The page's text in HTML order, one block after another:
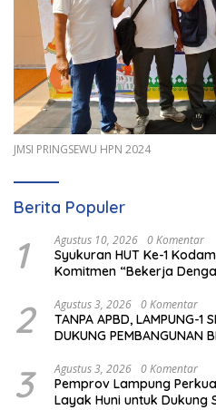
JMSI PRINGSEWU HPN 2024
Berita Populer
1 Agustus 10, 2026 0 Komentar
Syukuran HUT Ke-1
Komitmen “Bekerja
2 Agustus 3, 2026 0 Komentar
TANPA APBD, LAMPUNG-1
DUKUNG PEMBANGUNAN
3 Agustus 3, 2026 0 Komentar
Pemprov Lampung
Layak Huni untuk Dukung